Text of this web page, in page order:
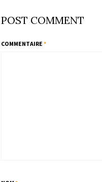
POST COMMENT
COMMENTAIRE *